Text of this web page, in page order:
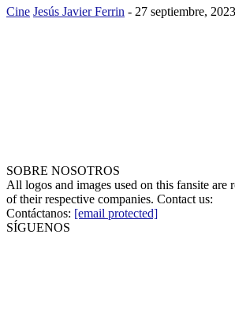
Cine Jesús Javier Ferrin - 27 septiembre, 2023
SOBRE NOSOTROS
All logos and images used on this fansite are
of their respective companies. Contact us:
Contáctanos: [email protected]
SÍGUENOS